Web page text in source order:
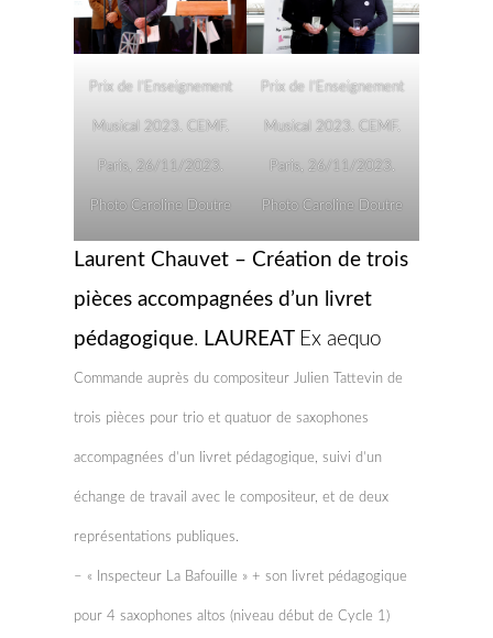
Prix de l’Enseignement
Musical 2023. CEMF.
Paris, 26/11/2023.
Photo Caroline Doutre
Prix de l’Enseignement
Musical 2023. CEMF.
Paris, 26/11/2023.
Photo Caroline Doutre
Laurent Chauvet – Création de trois
pièces accompagnées d’un livret
pédagogique. LAUREAT Ex aequo
Commande auprès du compositeur Julien Tattevin de
trois pièces pour trio et quatuor de saxophones
accompagnées d’un livret pédagogique, suivi d’un
échange de travail avec le compositeur, et de deux
représentations publiques.
– « Inspecteur La Bafouille » + son livret pédagogique
pour 4 saxophones altos (niveau début de Cycle 1)